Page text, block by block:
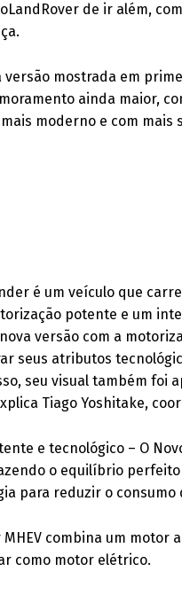
de ir além,
versão mostrada em
ainda maior,
moderno e com mais
é um veículo que
potente e um
versão com a
seus atributos
seu visual também foi
Tiago Yoshitake,
e tecnológico – O
o equilíbrio
para reduzir o consumo
MHEV combina um motor
como motor elétrico.